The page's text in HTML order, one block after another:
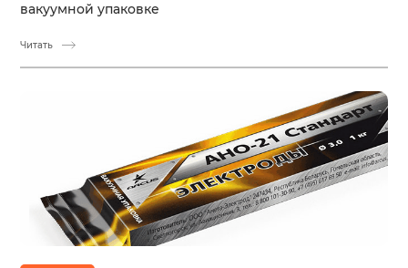
вакуумной упаковке
Читать